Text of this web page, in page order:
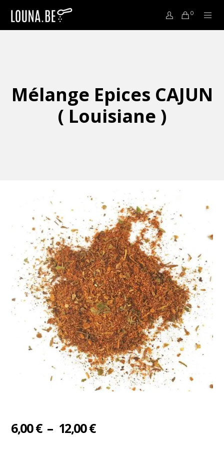
0
Mélange Epices CAJUN
( Louisiane )
6,00€ – 12,00€Plage